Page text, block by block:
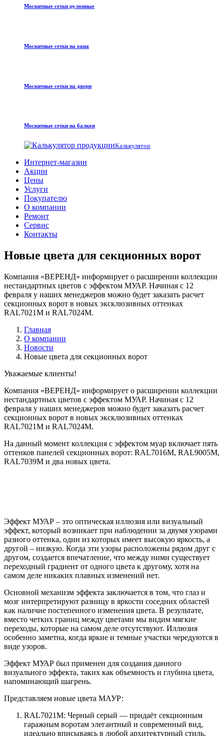
Москитные сетки рулонные
Москитные сетки на окна
Москитные сетки на двери
Москитные сетки на балкон
Калькулятор
Интернет-магазин
Акции
Цены
Услуги
Покупателю
О компании
Ремонт
Сервис
Контакты
Новые цвета для секционных ворот
Компания «ВЕРЕНД» информирует о расширении коллекции
нестандартных цветов с эффектом МУАР. Начиная с 12
февраля у наших менеджеров можно будет заказать расчет
секционных ворот в новых эксклюзивных оттенках
RAL7021M и RAL7024M.
Главная
О компании
Новости
Новые цвета для секционных ворот
Уважаемые клиенты!
Компания «ВЕРЕНД» информирует о расширении коллекции
нестандартных цветов с эффектом МУАР. Начиная с 12
февраля у наших менеджеров можно будет заказать расчет
секционных ворот в новых эксклюзивных оттенках
RAL7021M и RAL7024M.
На данный момент коллекция с эффектом муар включает пять
оттенков панелей секционных ворот: RAL7016M, RAL9005M,
RAL7039M и два новых цвета.
Эффект МУАР – это оптическая иллюзия или визуальный
эффект, который возникает при наблюдении за двумя узорами
разного оттенка, один из которых имеет высокую яркость, а
другой – низкую. Когда эти узоры расположены рядом друг с
другом, создается впечатление, что между ними существует
переходный градиент от одного цвета к другому, хотя на
самом деле никаких плавных изменений нет.
Основной механизм эффекта заключается в том, что глаз и
мозг интерпретируют разницу в яркости соседних областей
как наличие постепенного изменения цвета. В результате,
вместо четких границ между цветами мы видим мягкие
переходы, которые на самом деле отсутствуют. Иллюзия
особенно заметна, когда яркие и темные участки чередуются в
виде узоров.
Эффект МУАР был применен для создания данного
визуального эффекта, таких как объемность и глубина цвета,
напоминающий шагрень.
Представляем новые цвета МАУР:
RAL7021M: Черный серый — придаёт секционным
гаражным воротам элегантный и современный вид,
идеально вписываясь в любой архитектурный стиль.